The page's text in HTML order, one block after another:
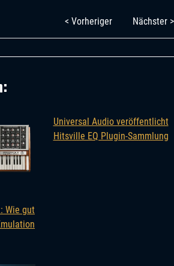
< Vorheriger Nächster >
Wie gut
Universal Audio veröffentlicht
Hitsville EQ Plugin-Sammlung